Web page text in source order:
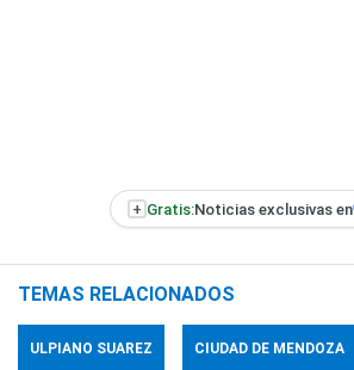
+ Gratis:Noticias exclusivas en
TEMAS RELACIONADOS
ULPIANO SUAREZ CIUDAD DE MENDOZA